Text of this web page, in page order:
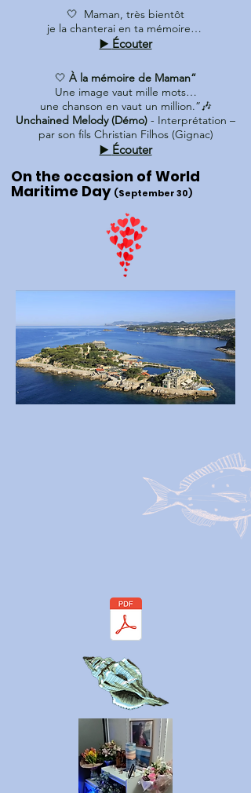
🤍 Maman, très bientôt
je la chanterai en ta mémoire…
▶️ Écouter
🤍 À la mémoire de Maman“
Une image vaut mille mots…
une chanson en vaut un million.”🎶
Unchained Melody (Démo) - Interprétation –
par son fils Christian Filhos (Gignac)
▶️ Écouter
On the occasion of World
Maritime Day (September 30)